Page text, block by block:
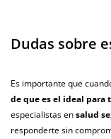
Dudas sobre
Es importante que
de que es el ideal para
especialistas ensalud
responderte sin